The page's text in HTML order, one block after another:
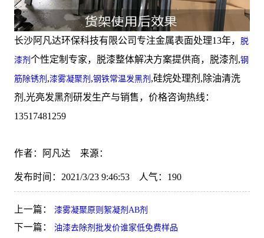
长沙阿凡达环保科技有限公司专注金属表面处理13年， 脱
漆剂 个性定制专家，脱漆整体解决方案提供商，脱漆剂,钢
筋除锈剂 ,漆雾凝聚剂 ,钢铁常温发黑剂 ,硅烷处理剂,除油清洗
剂,光亮发黑剂研发生产与销售，价格咨询热线：
13517481259
作者：阿凡达 来源：
发布时间：2021/3/23 9:46:53 人气： 190
上一篇： 漆雾凝聚原则絮凝剂AB剂
下一篇： 油漆去除剂批发价谁家低免费样品